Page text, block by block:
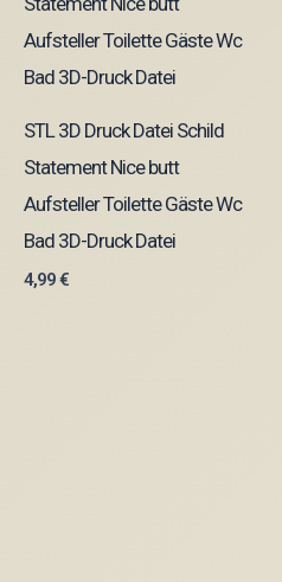
STL 3D Druck Datei Schild
Statement Nice butt
Aufsteller Toilette Gäste Wc
Bad 3D-Druck Datei
4,99€